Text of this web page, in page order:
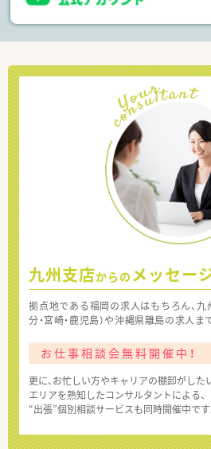
九州支店からの メッセー
拠点地である福岡の求人はもちろん、九
分・宮崎・鹿児島）や沖縄県離島の求人ま
お仕事相談会無料開催中！
更に、お忙しい方やキャリアの棚卸がした
エリアを熟知したコンサルタントによる、
“出張”個別相談サービスも同時開催中です